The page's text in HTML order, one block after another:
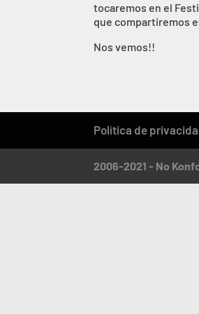
tocaremos en el
que compartiremos
Nos vemos!!
Política de
2006-2021 - No